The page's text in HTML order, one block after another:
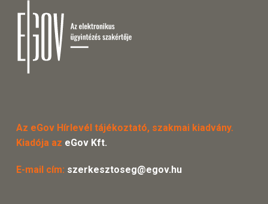
Az eGov Hírlevél tájékoztató, szakmai kiadvány.
Kiadója az eGov Kft.
E-mail cím: szerkesztoseg@egov.hu